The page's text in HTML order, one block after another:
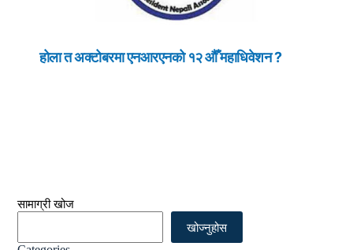
होला त अक्टोबरमा एनआरएनको १२ औँ महाधिवेशन ?
सामाग्री खोज
खोज्नुहोस